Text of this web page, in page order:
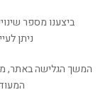
יורי
ביצענו מספר
ניתן
המשך הגלישה באתר,